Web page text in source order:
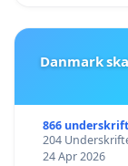
Danmark
866
204
24 Apr 2026